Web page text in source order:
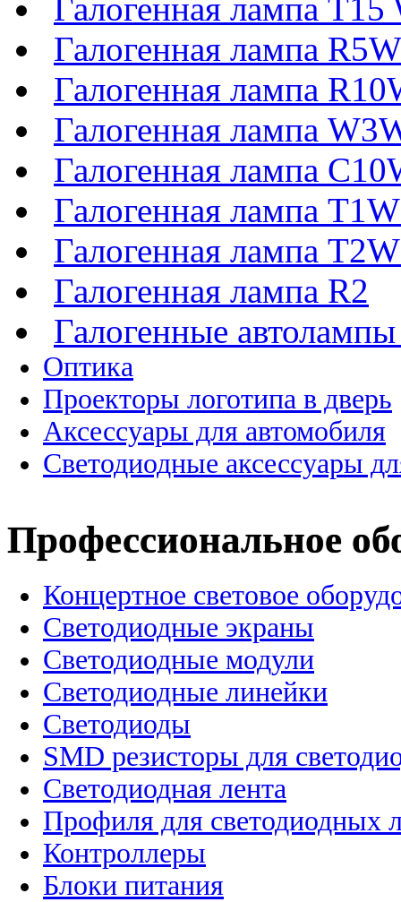
Галогенная лампа T15
Галогенная лампа
Галогенная лампа
Галогенная лампа
Галогенная лампа
Галогенная лампа
Галогенная лампа
Галогенная лампа R2
Галогенные
Оптика
Проекторы логотипа в дверь
Аксессуары для автомобиля
Светодиодные аксессуары
Профессиональное
Концертное световое
Cветодиодные экраны
Светодиодные модули
Светодиодные линейки
Светодиоды
SMD резисторы для
Светодиодная лента
Профиля для светодиодных
Контроллеры
Блоки питания